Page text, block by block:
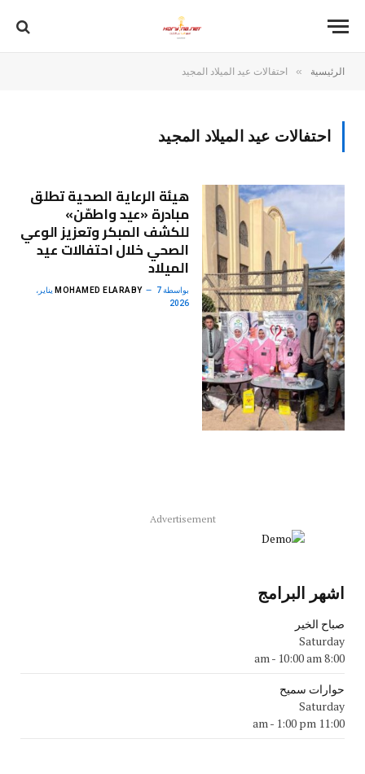
الرئيسية » احتفالات عيد الميلاد المجيد
احتفالات عيد الميلاد المجيد
هيئة الرعاية الصحية تطلق
مبادرة «عيد واطمّن»
للكشف المبكر وتعزيز الوعي
الصحي خلال احتفالات عيد
الميلاد
بواسطة MOHAMED ELARABY 7 يناير،
2026
Advertisement
اشهر البرامج
صباح الخير
Saturday
8:00 am
- 10:00 am
حوارات سميح
Saturday
11:00 am
- 1:00 pm